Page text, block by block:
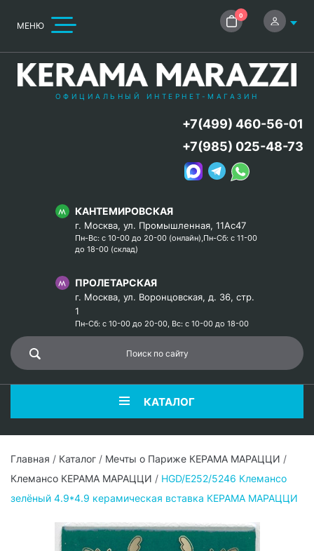
МЕНЮ
0
ОФИЦИАЛЬНЫЙ ИНТЕРНЕТ-МАГАЗИН
КАНТЕМИРОВСКАЯ
г. Москва, ул. Промышленная, 11Ас47
Пн-Вс: с 10-00 до 20-00 (онлайн),Пн-Сб: с 11-00
до 18-00 (склад)
ПРОЛЕТАРСКАЯ
г. Москва, ул. Воронцовская, д. 36, стр.
1
Пн-Сб: с 10-00 до 20-00, Вс: с 10-00 до 18-00
+7(499) 460-56-01
+7(985) 025-48-73
КАТАЛОГ
Главная / Каталог / Мечты о Париже КЕРАМА МАРАЦЦИ /
Клемансо КЕРАМА МАРАЦЦИ / HGD/E252/5246 Клемансо
зелёный 4.9*4.9 керамическая вставка КЕРАМА МАРАЦЦИ